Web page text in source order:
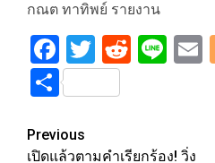
กณต ทาทิพย์ รายงาน
Facebook
Twitter
Reddit
Share
Post
Previous
เปิดแล้วตามคำเรียกร้อง! วิ่ง